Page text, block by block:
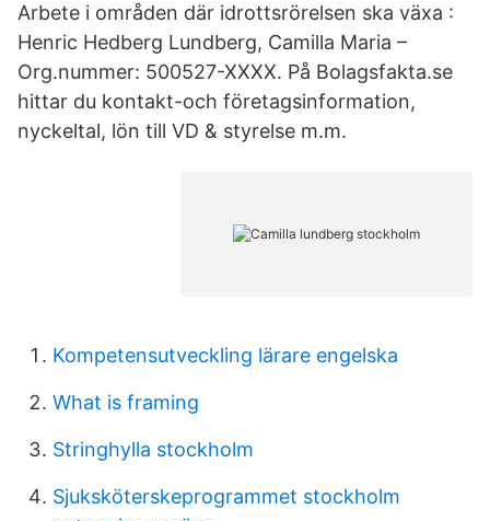
Arbete i områden där idrottsrörelsen ska växa :
Henric Hedberg Lundberg, Camilla Maria –
Org.nummer: 500527-XXXX. På Bolagsfakta.se
hittar du kontakt-och företagsinformation,
nyckeltal, lön till VD & styrelse m.m.
Kompetensutveckling lärare engelska
What is framing
Stringhylla stockholm
Sjuksköterskeprogrammet stockholm